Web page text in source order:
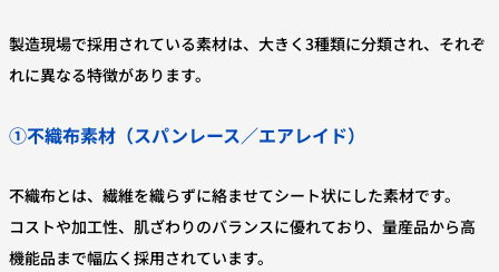
製造現場で採用されている素材は、大きく3種類に分類され、それぞ
れに異なる特徴があります。
①不織布素材（スパンレース／エアレイド）
不織布とは、繊維を織らずに絡ませてシート状にした素材です。
コストや加工性、肌ざわりのバランスに優れており、量産品から高
機能品まで幅広く採用されています。